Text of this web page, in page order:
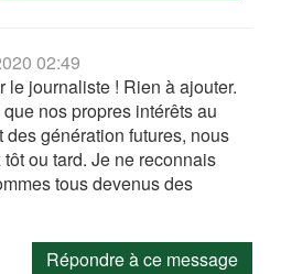
02:49
le journaliste ! Rien à ajouter.
nos propres intérêts au
génération futures, nous
ou tard. Je ne reconnais
tous devenus des
Répondre à ce message